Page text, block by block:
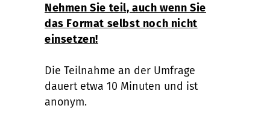
Nehmen Sie teil, auch wenn Sie
das Format selbst noch nicht
einsetzen!
Die Teilnahme an der Umfrage
dauert etwa 10 Minuten und ist
anonym.